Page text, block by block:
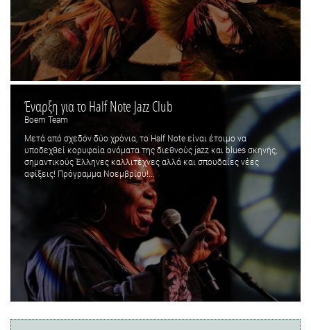
Έναρξη για το Half Note Jazz Club
Boem Team
Μετά από σχεδόν δύο χρόνια, το Half Note είναι έτοιμο να
υποδεχθεί κορυφαία ονόματα της διεθνούς jazz και blues σκηνής,
σημαντικούς Έλληνες καλλιτέχνες αλλά και σπουδαίες νέες
αφίξεις! Πρόγραμμα Νοεμβρίου!...